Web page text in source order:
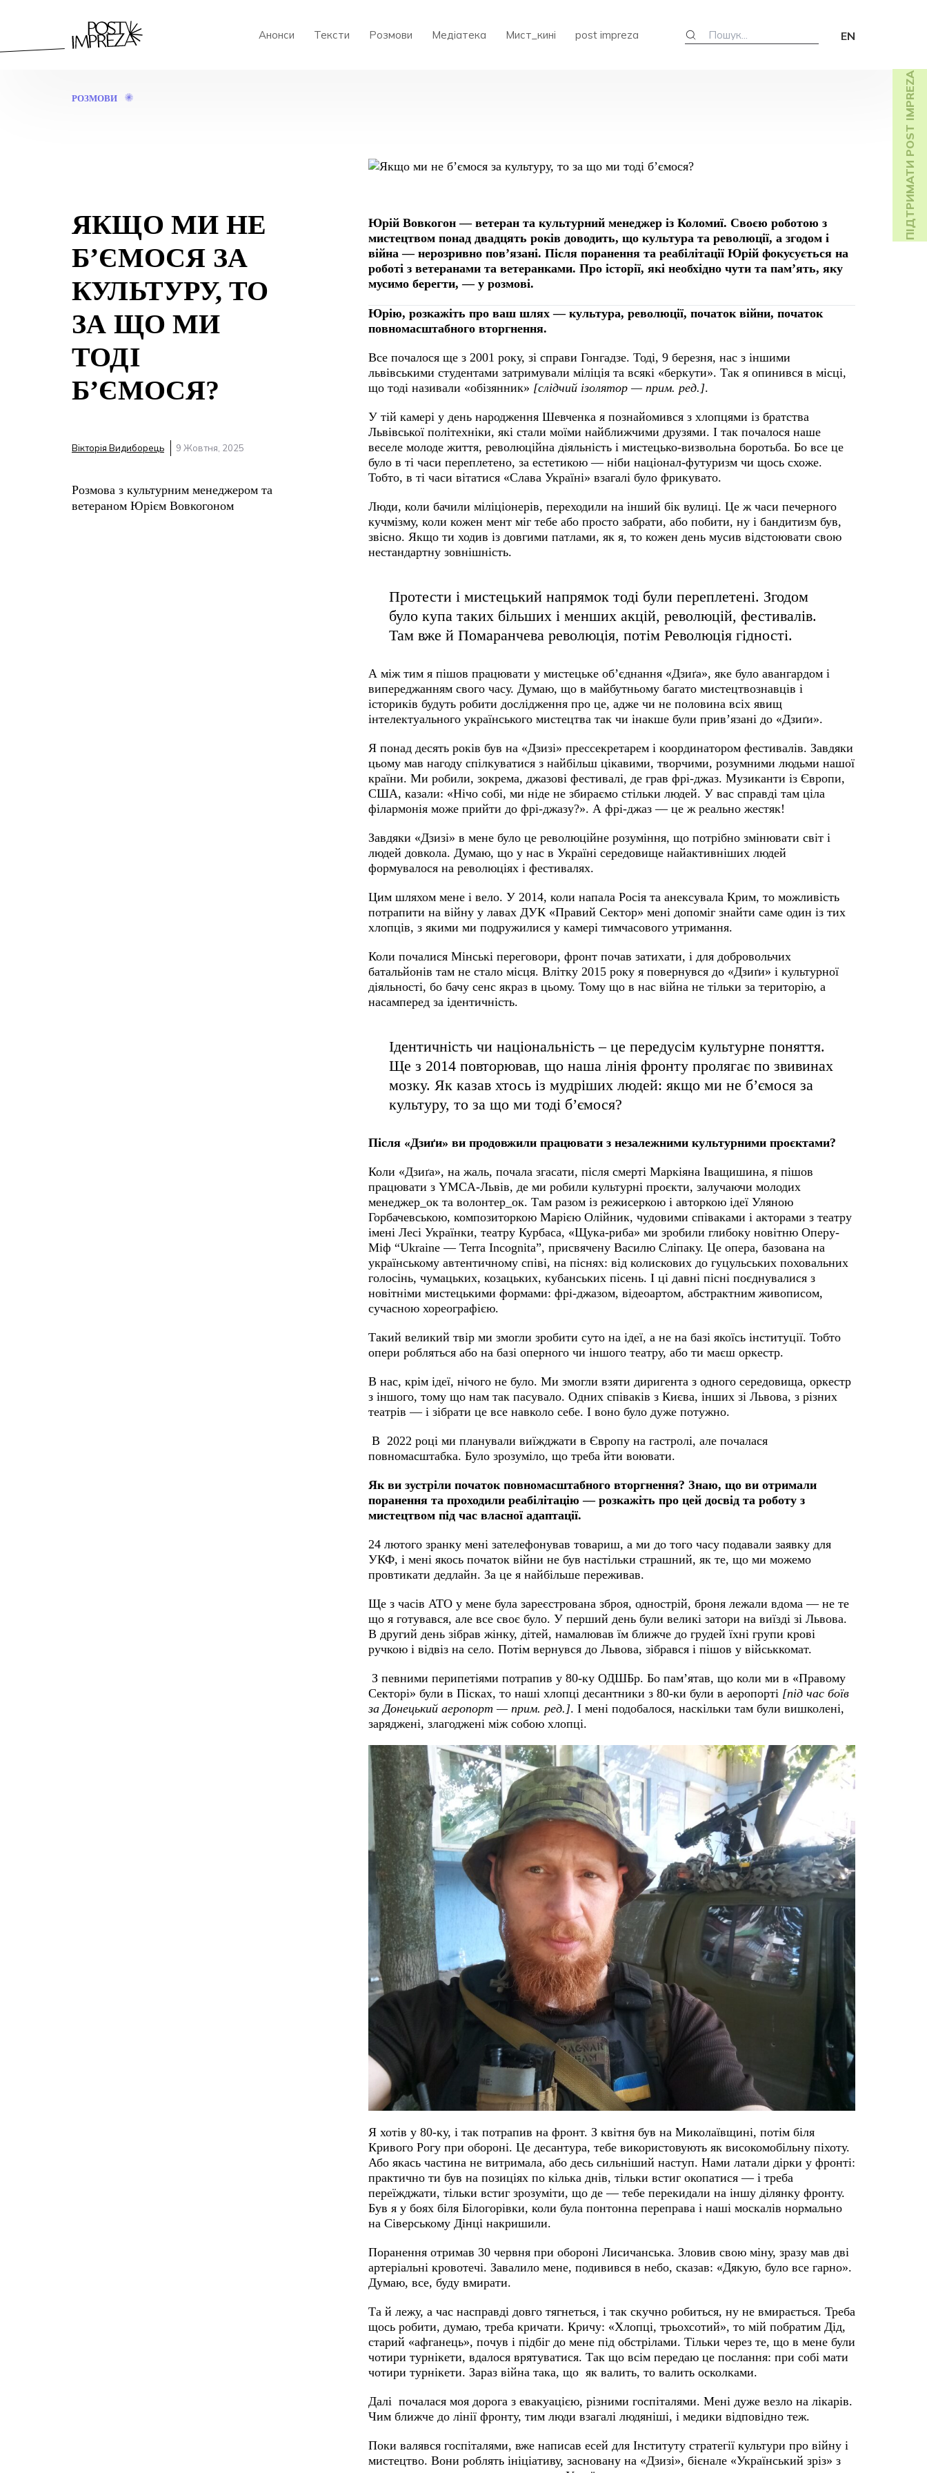
Анонси Тексти Розмови Медіатека Мист_кині post impreza EN
ПІДТРИМАТИ POST IMPREZA
РОЗМОВИ
МИ
ТОДІ
Б’ЄМОСЯ?
ЯКЩО МИ НЕ
Б’ЄМОСЯ ЗА
КУЛЬТУРУ, ТО
ЗА ЩО МИ
ТОДІ
Б’ЄМОСЯ?
Вікторія Видиборець 9 Жовтня, 2025
Розмова з культурним менеджером та
ветераном Юрієм Вовкогоном
Юрій Вовкогон — ветеран та культурний менеджер із Коломиї. Своєю роботою з
мистецтвом понад двадцять років доводить, що культура та революції, а згодом і
війна — нерозривно пов’язані. Після поранення та реабілітації Юрій фокусується на
роботі з ветеранами та ветеранками. Про історії, які необхідно чути та пам’ять, яку
мусимо берегти, — у розмові.
Юрію, розкажіть про ваш шлях — культура, революції, початок війни, початок
повномасштабного вторгнення.
Все почалося ще з 2001 року, зі справи Гонгадзе. Тоді, 9 березня, нас з іншими
львівськими студентами затримували міліція та всякі «беркути». Так я опинився в місці,
що тоді називали «обізянник» [слідчий ізолятор — прим. ред.].
У тій камері у день народження Шевченка я познайомився з хлопцями із братства
Львівської політехніки, які стали моїми найближчими друзями. І так почалося наше
веселе молоде життя, революційна діяльність і мистецько-визвольна боротьба. Бо все це
було в ті часи переплетено, за естетикою — ніби націонал-футуризм чи щось схоже.
Тобто, в ті часи вітатися «Слава Україні» взагалі було фрикувато.
Люди, коли бачили міліціонерів, переходили на інший бік вулиці. Це ж часи печерного
кучмізму, коли кожен мент міг тебе або просто забрати, або побити, ну і бандитизм був,
звісно. Якщо ти ходив із довгими патлами, як я, то кожен день мусив відстоювати свою
нестандартну зовнішність.
Протести і мистецький напрямок тоді були переплетені. Згодом
було купа таких більших і менших акцій, революцій, фестивалів.
Там вже й Помаранчева революція, потім Революція гідності.
А між тим я пішов працювати у мистецьке об’єднання «Дзиґа», яке було авангардом і
випереджанням свого часу. Думаю, що в майбутньому багато мистецтвознавців і
істориків будуть робити дослідження про це, адже чи не половина всіх явищ
інтелектуального українського мистецтва так чи інакше були прив’язані до «Дзиґи».
Я понад десять років був на «Дзизі» прессекретарем і координатором фестивалів. Завдяки
цьому мав нагоду спілкуватися з найбільш цікавими, творчими, розумними людьми нашої
країни. Ми робили, зокрема, джазові фестивалі, де грав фрі-джаз. Музиканти із Європи,
США, казали: «Нічо собі, ми ніде не збираємо стільки людей. У вас справді там ціла
філармонія може прийти до фрі-джазу?». А фрі-джаз — це ж реально жестяк!
Завдяки «Дзизі» в мене було це революційне розуміння, що потрібно змінювати світ і
людей довкола. Думаю, що у нас в Україні середовище найактивніших людей
формувалося на революціях і фестивалях.
Цим шляхом мене і вело. У 2014, коли напала Росія та анексувала Крим, то можливість
потрапити на війну у лавах ДУК «Правий Сектор» мені допоміг знайти саме один із тих
хлопців, з якими ми подружилися у камері тимчасового утримання.
Коли почалися Мінські переговори, фронт почав затихати, і для добровольчих
батальйонів там не стало місця. Влітку 2015 року я повернувся до «Дзиґи» і культурної
діяльності, бо бачу сенс якраз в цьому. Тому що в нас війна не тільки за територію, а
насамперед за ідентичність.
Ідентичність чи національність – це передусім культурне поняття.
Ще з 2014 повторював, що наша лінія фронту пролягає по звивинах
мозку. Як казав хтось із мудріших людей: якщо ми не б’ємося за
культуру, то за що ми тоді б’ємося?
Після «Дзиґи» ви продовжили працювати з незалежними культурними проєктами?
Коли «Дзиґа», на жаль, почала згасати, після смерті Маркіяна Іващишина, я пішов
працювати з YMCA-Львів, де ми робили культурні проєкти, залучаючи молодих
менеджер_ок та волонтер_ок. Там разом із режисеркою і авторкою ідеї Уляною
Горбачевською, композиторкою Марією Олійник, чудовими співаками і акторами з театру
імені Лесі Українки, театру Курбаса, «Щука-риба» ми зробили глибоку новітню Оперу-
Міф “Ukraine — Terra Incognita”, присвячену Василю Сліпаку. Це опера, базована на
українському автентичному співі, на піснях: від колискових до гуцульських поховальних
голосінь, чумацьких, козацьких, кубанських пісень. І ці давні пісні поєднувалися з
новітніми мистецькими формами: фрі-джазом, відеоартом, абстрактним живописом,
сучасною хореографією.
Такий великий твір ми змогли зробити суто на ідеї, а не на базі якоїсь інституції. Тобто
опери робляться або на базі оперного чи іншого театру, або ти маєш оркестр.
В нас, крім ідеї, нічого не було. Ми змогли взяти диригента з одного середовища, оркестр
з іншого, тому що нам так пасувало. Одних співаків з Києва, інших зі Львова, з різних
театрів — і зібрати це все навколо себе. І воно було дуже потужно.
В 2022 році ми планували виїжджати в Європу на гастролі, але почалася
повномасштабка. Було зрозуміло, що треба йти воювати.
Як ви зустріли початок повномасштабного вторгнення? Знаю, що ви отримали
поранення та проходили реабілітацію — розкажіть про цей досвід та роботу з
мистецтвом під час власної адаптації.
24 лютого зранку мені зателефонував товариш, а ми до того часу подавали заявку для
УКФ, і мені якось початок війни не був настільки страшний, як те, що ми можемо
провтикати дедлайн. За це я найбільше переживав.
Ще з часів АТО у мене була зареєстрована зброя, однострій, броня лежали вдома — не те
що я готувався, але все своє було. У перший день були великі затори на виїзді зі Львова.
В другий день зібрав жінку, дітей, намалював їм ближче до грудей їхні групи крові
ручкою і відвіз на село. Потім вернувся до Львова, зібрався і пішов у військкомат.
З певними перипетіями потрапив у 80-ку ОДШБр. Бо пам’ятав, що коли ми в «Правому
Секторі» були в Пісках, то наші хлопці десантники з 80-ки були в аеропорті [під час боїв
за Донецький аеропорт — прим. ред.]. І мені подобалося, наскільки там були вишколені,
заряджені, злагоджені між собою хлопці.
Я хотів у 80-ку, і так потрапив на фронт. З квітня був на Миколаївщині, потім біля
Кривого Рогу при обороні. Це десантура, тебе використовують як високомобільну піхоту.
Або якась частина не витримала, або десь сильніший наступ. Нами латали дірки у фронті:
практично ти був на позиціях по кілька днів, тільки встиг окопатися — і треба
переїжджати, тільки встиг зрозуміти, що де — тебе перекидали на іншу ділянку фронту.
Був я у боях біля Білогорівки, коли була понтонна переправа і наші москалів нормально
на Сіверському Дінці накришили.
Поранення отримав 30 червня при обороні Лисичанська. Зловив свою міну, зразу мав дві
артеріальні кровотечі. Завалило мене, подивився в небо, сказав: «Дякую, було все гарно».
Думаю, все, буду вмирати.
Та й лежу, а час насправді довго тягнеться, і так скучно робиться, ну не вмирається. Треба
щось робити, думаю, треба кричати. Кричу: «Хлопці, трьохсотий», то мій побратим Дід,
старий «афганець», почув і підбіг до мене під обстрілами. Тільки через те, що в мене були
чотири турнікети, вдалося врятуватися. Так що всім передаю це послання: при собі мати
чотири турнікети. Зараз війна така, що як валить, то валить осколками.
Далі почалася моя дорога з евакуацією, різними госпіталями. Мені дуже везло на лікарів.
Чим ближче до лінії фронту, тим люди взагалі людяніші, і медики відповідно теж.
Поки валявся госпіталями, вже написав есей для Інституту стратегії культури про війну і
мистецтво. Вони роблять ініціативу, засновану на «Дзизі», бієнале «Український зріз» з